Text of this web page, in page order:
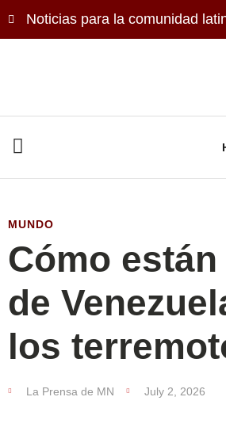
Noticias para la comunidad
MUNDO
Cómo
de
los
La Prensa de MN July 2, 2026